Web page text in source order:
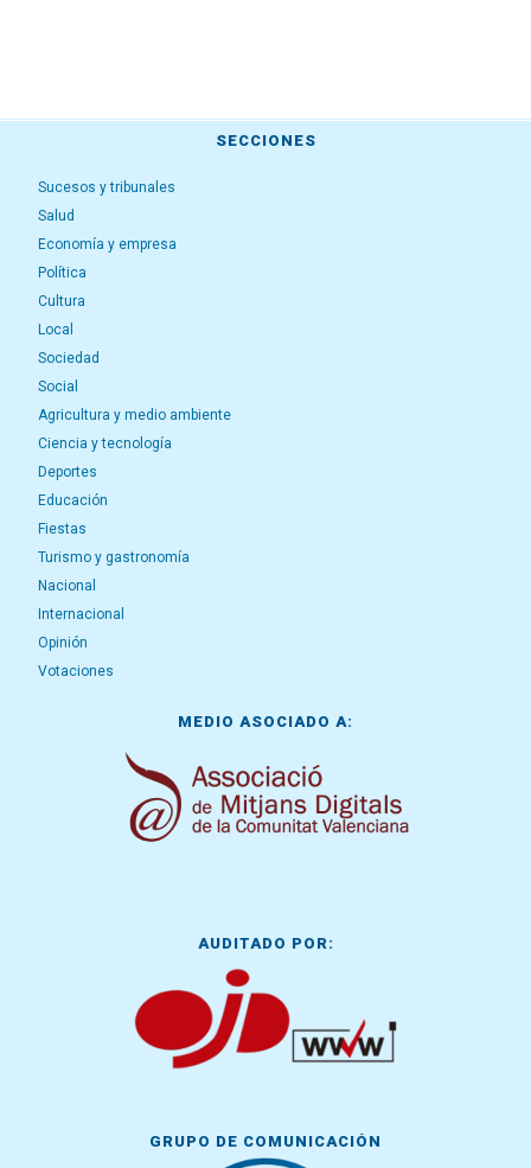
SECCIONES
Sucesos y tribunales
Salud
Economía y empresa
Política
Cultura
Local
Sociedad
Social
Agricultura y medio ambiente
Ciencia y tecnología
Deportes
Educación
Fiestas
Turismo y gastronomía
Nacional
Internacional
Opinión
Votaciones
MEDIO ASOCIADO A:
AUDITADO POR:
GRUPO DE COMUNICACIÓN